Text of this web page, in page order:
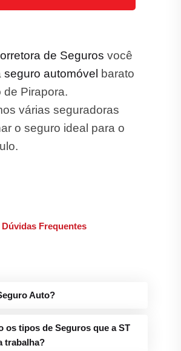
de Seguros você
seguro automóvel
barato
de Pirapora.
várias seguradoras
o seguro ideal para o
Frequentes
Auto?
os tipos de Seguros que a ST
trabalha?